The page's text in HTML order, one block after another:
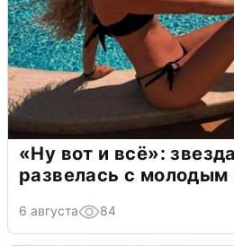
«Ну вот и всё»:
развелась с
6 августа 84